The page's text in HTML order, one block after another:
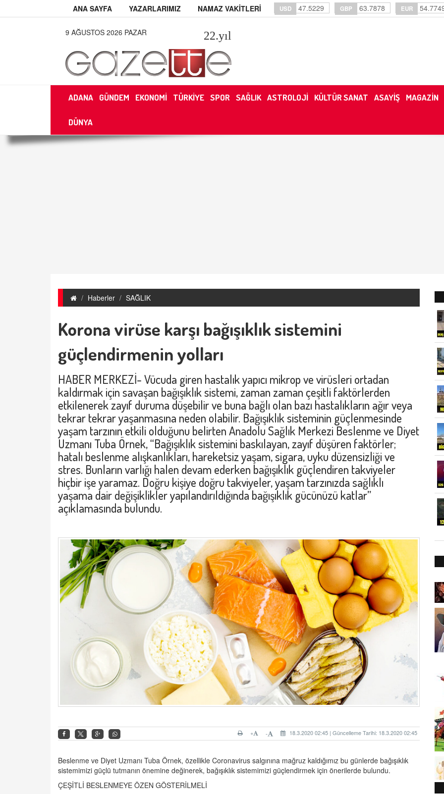
ANA SAYFA YAZARLARIMIZ NAMAZ VAKİTLERİ USD 47.5229 GBP 63.7878 EUR
9 AĞUSTOS 2026 PAZAR 22.yıl
ADANA GÜNDEM EKONOMİ TÜRKİYE SPOR SAĞLIK ASTROLOJİ KÜLTÜR SANAT ASAYİŞ MAGAZİN
DÜNYA
Haberler SAĞLIK
Korona virüse karşı bağışıklık sistemini
güçlendirmenin yolları
HABER MERKEZİ- Vücuda giren hastalık yapıcı mikrop ve virüsleri ortadan
kaldırmak için savaşan bağışıklık sistemi, zaman zaman çeşitli faktörlerden
etkilenerek zayıf duruma düşebilir ve buna bağlı olan bazı hastalıkların ağır veya
tekrar tekrar yaşanmasına neden olabilir. Bağışıklık sisteminin güçlenmesinde
yaşam tarzının etkili olduğunu belirten Anadolu Sağlık Merkezi Beslenme ve Diyet
Uzmanı Tuba Örnek, “Bağışıklık sistemini baskılayan, zayıf düşüren faktörler;
hatalı beslenme alışkanlıkları, hareketsiz yaşam, sigara, uyku düzensizliği ve
stres. Bunların varlığı halen devam ederken bağışıklık güçlendiren takviyeler
hiçbir işe yaramaz. Doğru kişiye doğru takviyeler, yaşam tarzınızda sağlıklı
yaşama dair değişiklikler yapılandırıldığında bağışıklık gücünüzü katlar”
açıklamasında bulundu.
18.3.2020 02:45 | Güncelleme Tarihi: 18.3.2020 02:45
-
+
Beslenme ve Diyet Uzmanı Tuba Örnek, özellikle Coronavirus salgınına mağruz kaldığımız bu günlerde bağışıklık
sistemimizi güçlü tutmanın önemine değinerek, bağışıklık sistemimizi güçlendirmek için önerilerde bulundu.
ÇEŞİTLİ BESLENMEYE ÖZEN GÖSTERİLMELİ